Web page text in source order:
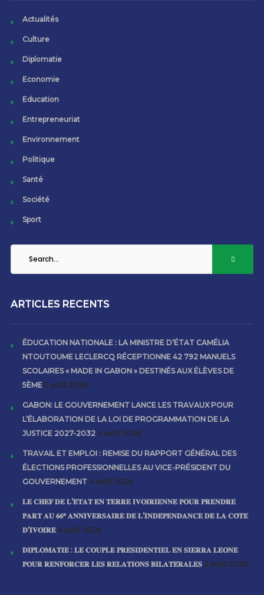
Actualités
Culture
Diplomatie
Economie
Education
Entrepreneuriat
Environnement
Politique
Santé
Société
Sport
ARTICLES RECENTS
ÉDUCATION NATIONALE : LA MINISTRE D’ÉTAT CAMÉLIA
NTOUTOUME LECLERCQ RÉCEPTIONNE 42 792 MANUELS
SCOLAIRES « MADE IN GABON » DESTINÉS AUX ÉLÈVES DE
5ÈME 5 août 2026
GABON: LE GOUVERNEMENT LANCE LES TRAVAUX POUR
L’ÉLABORATION DE LA LOI DE PROGRAMMATION DE LA
JUSTICE 2027-2032 4 août 2026
TRAVAIL ET EMPLOI : REMISE DU RAPPORT GÉNÉRAL DES
ÉLECTIONS PROFESSIONNELLES AU VICE-PRÉSIDENT DU
GOUVERNEMENT 4 août 2026
𝐋𝐄 𝐂𝐇𝐄𝐅 𝐃𝐄 𝐋’𝐄́𝐓𝐀𝐓 𝐄𝐍 𝐓𝐄𝐑𝐑𝐄 𝐈𝐕𝐎𝐈𝐑𝐈𝐄𝐍𝐍𝐄 𝐏𝐎𝐔𝐑 𝐏𝐑𝐄𝐍𝐃𝐑𝐄
𝐏𝐀𝐑𝐓 𝐀𝐔 𝟔𝟔ᵉ 𝐀𝐍𝐍𝐈𝐕𝐄𝐑𝐒𝐀𝐈𝐑𝐄 𝐃𝐄 𝐋’𝐈𝐍𝐃𝐄́𝐏𝐄𝐍𝐃𝐀𝐍𝐂𝐄 𝐃𝐄 𝐋𝐀 𝐂𝐎̂𝐓𝐄
𝐃’𝐈𝐕𝐎𝐈𝐑𝐄 4 août 2026
𝐃𝐈𝐏𝐋𝐎𝐌𝐀𝐓𝐈𝐄 : 𝐋𝐄 𝐂𝐎𝐔𝐏𝐋𝐄 𝐏𝐑𝐄́𝐒𝐈𝐃𝐄𝐍𝐓𝐈𝐄𝐋 𝐄𝐍 𝐒𝐈𝐄𝐑𝐑𝐀 𝐋𝐄𝐎𝐍𝐄
𝐏𝐎𝐔𝐑 𝐑𝐄𝐍𝐅𝐎𝐑𝐂𝐄𝐑 𝐋𝐄𝐒 𝐑𝐄𝐋𝐀𝐓𝐈𝐎𝐍𝐒 𝐁𝐈𝐋𝐀𝐓𝐄́𝐑𝐀𝐋𝐄𝐒 2 août 2026